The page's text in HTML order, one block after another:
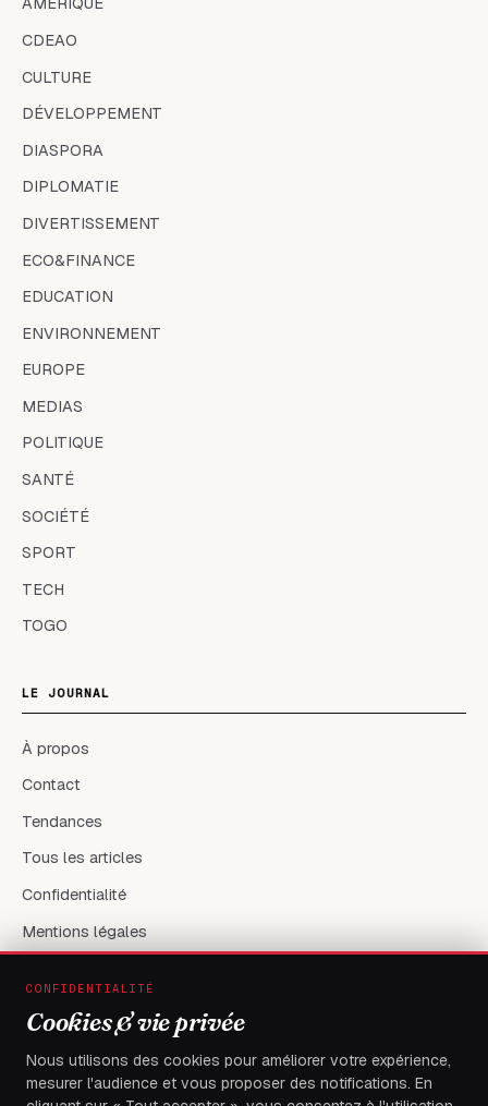
CDEAO
CULTURE
DÉVELOPPEMENT
DIASPORA
DIPLOMATIE
DIVERTISSEMENT
ECO&FINANCE
EDUCATION
ENVIRONNEMENT
EUROPE
MEDIAS
POLITIQUE
SANTÉ
SOCIÉTÉ
SPORT
TECH
TOGO
LE JOURNAL
À propos
Contact
Tendances
Tous les articles
Confidentialité
Mentions légales
X / Twitter
flambeaudesdemocrates@gmail.com
CONFIDENTIALITÉ
Cookies & vie privée
Nous utilisons des cookies pour améliorer votre expérience,
mesurer l'audience et vous proposer des notifications. En